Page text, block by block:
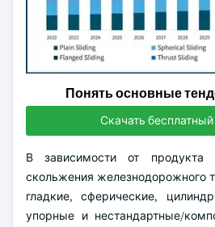
Понять основные
Скачать бесплатный
В зависимости от продукта
скольжения железнодорожного
гладкие, сферические,
упорные и нестандартные/